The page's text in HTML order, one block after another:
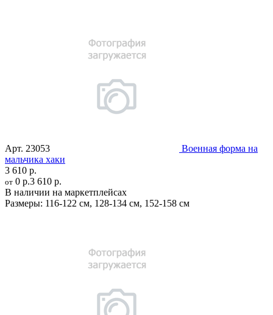
Арт. 23053
Военная форма на
мальчика хаки
3 610 р.
от 0 р.3 610 р.
В наличии на маркетплейсах
Размеры: 116-122 см, 128-134 см, 152-158 см